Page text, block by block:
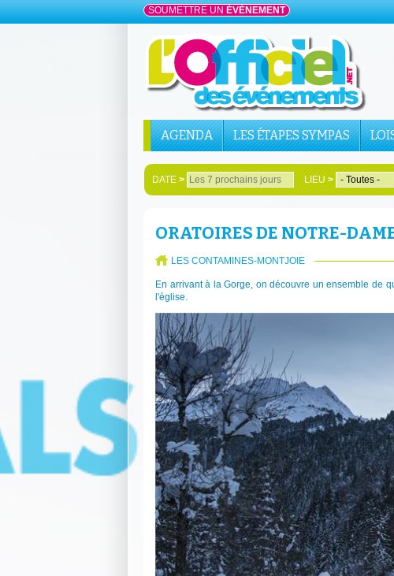
SOUMETTRE UN ÉVÉNEMENT
AGENDA LES ÉTAPES SYMPAS
DATE> LIEU>
ORATOIRES DE NOTRE-
LES CONTAMINES-MONTJOIE
En arrivant à la Gorge, on découvre un ensemble de
l'église.